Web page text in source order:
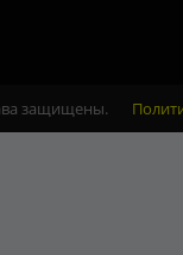
защищены.